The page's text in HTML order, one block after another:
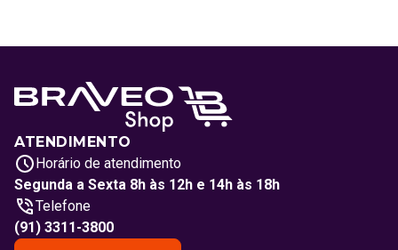
ATENDIMENTO
Horário de atendimento
Segunda a Sexta 8h às 12h e 14h às 18h
Telefone
(91) 3311-3800